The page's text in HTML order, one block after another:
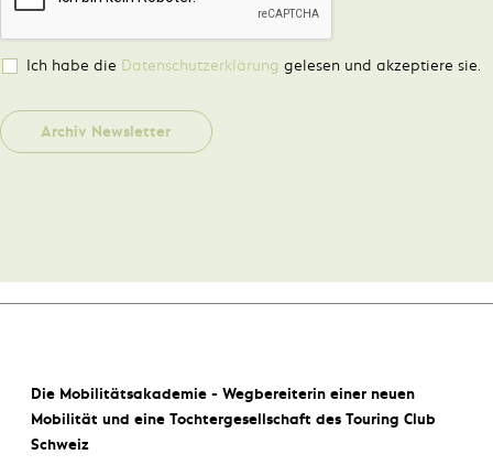
Ich habe die Datenschutzerklärung gelesen und akzeptiere sie.
Archiv Newsletter
Die Mobilitätsakademie - Wegbereiterin einer neuen
Mobilität und eine Tochtergesellschaft des Touring Club
Schweiz